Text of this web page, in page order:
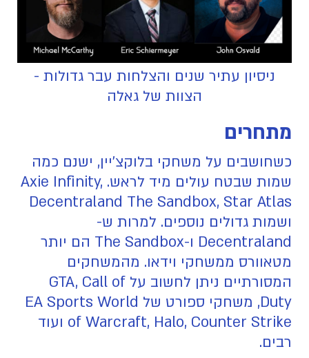
ניסיון עתיר שנים והצלחות עבר גדולות -
הצוות של גאלה
מתחרים
כשחושבים על משחקי בלוקצ'יין, ישנם כמה
שמות שבטח עולים מיד לראש. Axie Infinity,
Decentraland The Sandbox, Star Atlas
ושמות גדולים נוספים. למרות ש-
Decentraland ו-The Sandbox הם יותר
מטאוורס ממשחקי וידאו. מהמשחקים
המסורתיים ניתן לחשוב על GTA, Call of
Duty, משחקי ספורט של EA Sports World
of Warcraft, Halo, Counter Strike ועוד
רבים.